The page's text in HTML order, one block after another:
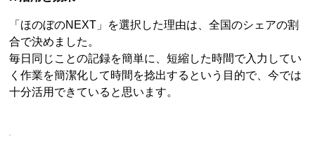
「ほのぼのNEXT」を選択した理由は、全国のシェアの割
合で決めました。
毎日同じことの記録を簡単に、短縮した時間で入力してい
く作業を簡潔化して時間を捻出するという目的で、今では
十分活用できていると思います。